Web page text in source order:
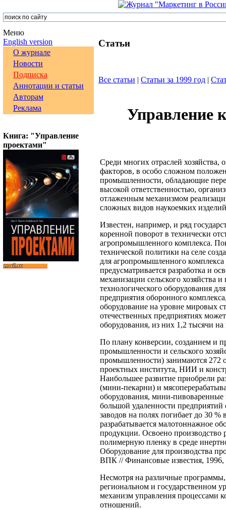
Меню
English version
О журнале
Новости
Подписка
Аннотации и статьи
Авторам
Реклама
Книга: "Управление
проектами"
Статьи
Все статьи | Статьи за 1999 год |
Управление
Среди многих отраслей хозяйства,
факторов, в особо сложном
промышленности, обладающие
высокой ответственностью,
отлаженным механизмом
сложных видов наукоемких
Известен, например, и ряд
коренной поворот в технически
агропромышленного комплекса.
технической политики на селе
для агропромышленного
предусматривается разработка и
механизации сельского хозяйства
технологического оборудования
предприятия оборонного
оборудование на уровне мировых
отечественных предприятиях
оборудования, из них 1,2 тысячи
По плану конверсии, созданием и
промышленности и сельского
промышленности) занимаются 272
проектных института, НИИ и
Наибольшее развитие приобрели
(мини-пекарни) и
оборудования, мини-пивоваренные
большой удаленности предприятий
заводов на полях погибает до 30
разрабатывается малотоннажное
продукции. Освоено производство
полимерную пленку в среде
Оборудование для производства
ВПК // Финансовые известия, 1996,
Несмотря на различные
региональном и государственном
механизм управления процессами
отношений.